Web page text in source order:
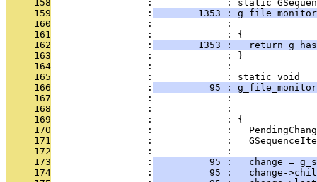
     158
:             : static
     159
                 :
1353 :
     160
:             :
     161
                 :             : {
     162
                 :
1353 :   return
     163
                 :             : }
     164
                 :             :
     165
                 :             : static void
     166
                 :
95 :
     167
:             :
     168
:             :
     169
                 :             : {
     170
:             :
     171
:             :
     172
                 :             :
     173
                 :
95 :   change =
     174
                 :
95 :   change-